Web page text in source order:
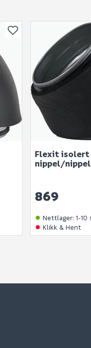
Flexit isolert
nippel/nippel
869
Nettlager:1-10
Klikk & Hent